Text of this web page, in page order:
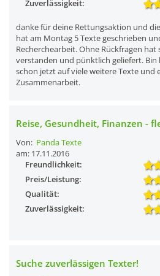
Zuverlässigkeit:
danke für deine Rettungsaktion und
hat am Montag 5 Texte geschrieben
Recherchearbeit. Ohne Rückfragen hat
verstanden und pünktlich geliefert. Bin
schon jetzt auf viele weitere Texte und
Zusammenarbeit.
Reise, Gesundheit, Finanzen -
Von: Panda Texte
am: 17.11.2016
Freundlichkeit:
Preis/Leistung:
Qualität:
Zuverlässigkeit:
Suche zuverlässigen Texter!